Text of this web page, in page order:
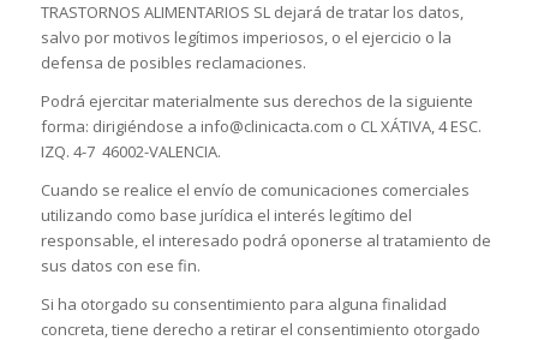
TRASTORNOS ALIMENTARIOS SL dejará de tratar los datos,
salvo por motivos legítimos imperiosos, o el ejercicio o la
defensa de posibles reclamaciones.
Podrá ejercitar materialmente sus derechos de la siguiente
forma: dirigiéndose a info@clinicacta.com o CL XÁTIVA, 4 ESC.
IZQ. 4-7 46002-VALENCIA.
Cuando se realice el envío de comunicaciones comerciales
utilizando como base jurídica el interés legítimo del
responsable, el interesado podrá oponerse al tratamiento de
sus datos con ese fin.
Si ha otorgado su consentimiento para alguna finalidad
concreta, tiene derecho a retirar el consentimiento otorgado